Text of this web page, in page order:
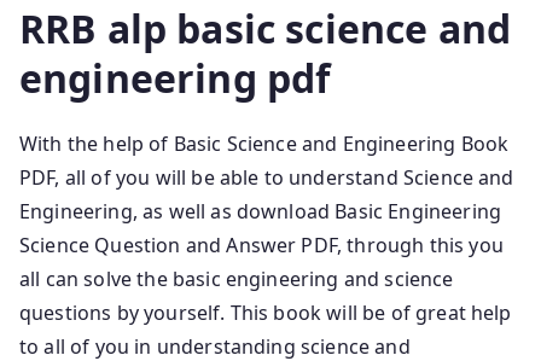
RRB alp basic science and
engineering pdf
With the help of Basic Science and Engineering Book
PDF, all of you will be able to understand Science and
Engineering, as well as download Basic Engineering
Science Question and Answer PDF, through this you
all can solve the basic engineering and science
questions by yourself. This book will be of great help
to all of you in understanding science and